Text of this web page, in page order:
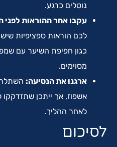
נוטלים כרגע.
עקבו אחר ההוראות לפני
לכם הוראות ספציפיות
כגון חפיפת השיער עם
מסוימים.
ארגנו את הנסיעה:
אשפוז, אך ייתכן
לאחר ההליך.
לסיכום